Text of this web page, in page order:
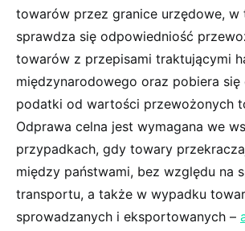
towarów przez granice urzędowe,
sprawdza się odpowiedniość
towarów z przepisami traktującymi
międzynarodowego oraz pobiera się
podatki od wartości przewożonych
Odprawa celna jest wymagana we
przypadkach, gdy towary
między państwami, bez względu na
transportu, a także w wypadku
sprowadzanych i eksportowanych –